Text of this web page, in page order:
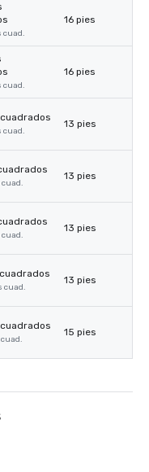
cuad.
16 pies
cuad.
16 pies
cuad.
13 pies
cuad.
13 pies
cuad.
13 pies
cuad.
13 pies
cuad.
15 pies